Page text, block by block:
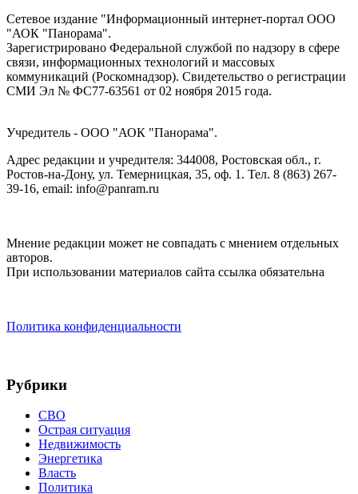
Сетевое издание "Информационный интернет-портал ООО
"АОК "Панорама".
Зарегистрировано Федеральной службой по надзору в сфере
связи, информационных технологий и массовых
коммуникаций (Роскомнадзор). Cвидетельство о регистрации
СМИ Эл № ФС77-63561 от 02 ноября 2015 года.
Учредитель - ООО "АОК "Панорама".
Адрес редакции и учредителя: 344008, Ростовская обл., г.
Ростов-на-Дону, ул. Темерницкая, 35, оф. 1. Тел. 8 (863) 267-
39-16, email: info@panram.ru
Мнение редакции может не совпадать с мнением отдельных
авторов.
При использовании материалов сайта ссылка обязательна
Политика конфиденциальности
Рубрики
СВО
Острая ситуация
Недвижимость
Энергетика
Власть
Политика